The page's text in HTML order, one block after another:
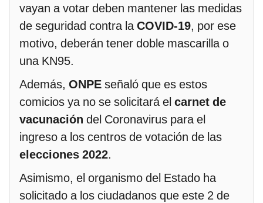
vayan a votar deben mantener las medidas
de seguridad contra laCOVID-19, por ese
motivo, deberán tener doble mascarilla o
una KN95.
Además, ONPE señaló que es estos
comicios ya no se solicitará el carnet de
vacunación del Coronavirus para el
ingreso a los centros de votación de las
elecciones 2022.
Asimismo, el organismo del Estado ha
solicitado a los ciudadanos que este 2 de